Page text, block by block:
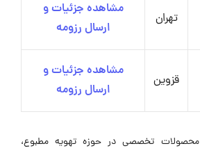
تهران
مشاهده جزئیات و
ارسال رزومه
قزوین
مشاهده جزئیات و
ارسال رزومه
تخصصی در حوزه تهویه مطبوع،